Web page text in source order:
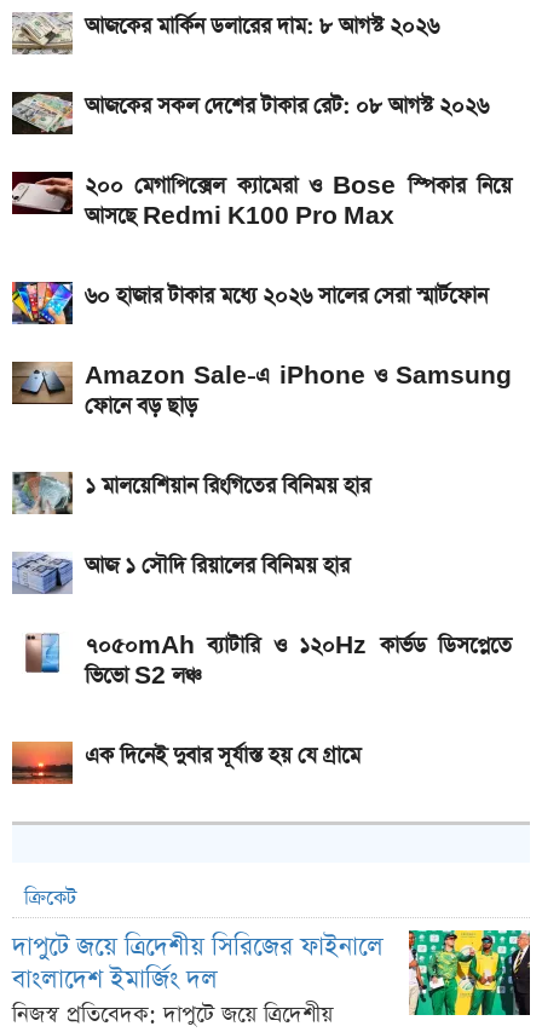
এসএসসি ও সমমানের ফল কবে জানাল শিক্ষা বোর্ড
সরকারি চাকরিজীবীরা
দাম
দেশে আজ একভরি ২১ ক্যারেট স্বর্ণের দাম
যাবে
আজকের মার্কিন ডলারের দাম: ৮ আগস্ট ২০২৬
আজকের সকল দেশের টাকার রেট: ০৮ আগস্ট ২০২৬
২০০ মেগাপিক্সেল ক্যামেরা ও Bose স্পিকার নিয়ে
আসছে Redmi K100 Pro Max
৬০ হাজার টাকার মধ্যে ২০২৬ সালের সেরা স্মার্টফোন
Amazon Sale-এ iPhone ও Samsung
ফোনে বড় ছাড়
১ মালয়েশিয়ান রিংগিতের বিনিময় হার
আজ ১ সৌদি রিয়ালের বিনিময় হার
৭০৫০mAh ব্যাটারি ও ১২০Hz কার্ভড ডিসপ্লেতে
ভিভো S2 লঞ্চ
এক দিনেই দুবার সূর্যাস্ত হয় যে গ্রামে
ক্রিকেট
দাপুটে জয়ে ত্রিদেশীয় সিরিজের ফাইনালে
বাংলাদেশ ইমার্জিং দল
নিজস্ব প্রতিবেদক: দাপুটে জয়ে ত্রিদেশীয়